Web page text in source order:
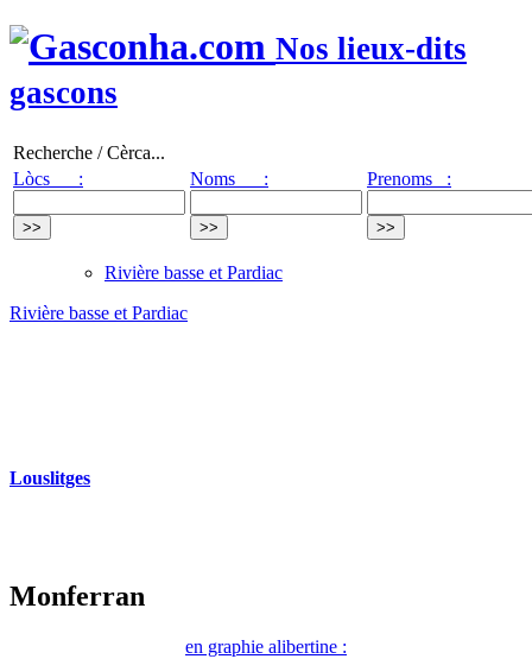
Nos lieux-dits
gascons
Recherche / Cèrca...
Lòcs :
Noms : Prenoms :
Rivière basse et Pardiac
Rivière basse et Pardiac
Louslitges
Monferran
en graphie alibertine :